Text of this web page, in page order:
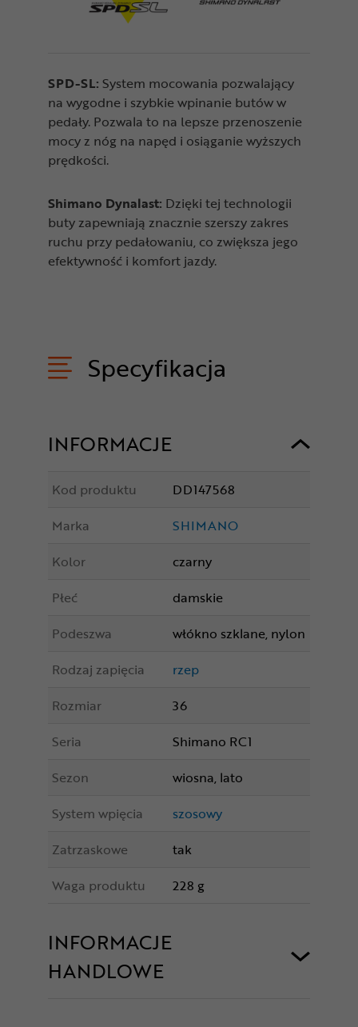
SPD-SL: System mocowania pozwalający
na wygodne i szybkie wpinanie butów w
pedały. Pozwala to na lepsze przenoszenie
mocy z nóg na napęd i osiąganie wyższych
prędkości.
Shimano Dynalast: Dzięki tej technologii
buty zapewniają znacznie szerszy zakres
ruchu przy pedałowaniu, co zwiększa jego
efektywność i komfort jazdy.
Specyfikacja
INFORMACJE
Kod produktu
DD147568
Marka
SHIMANO
Kolor
czarny
Płeć
damskie
Podeszwa
włókno szklane, nylon
Rodzaj zapięcia
rzep
Rozmiar
36
Seria
Shimano RC1
Sezon
wiosna, lato
System wpięcia
szosowy
Zatrzaskowe
tak
Waga produktu
228 g
INFORMACJE
HANDLOWE